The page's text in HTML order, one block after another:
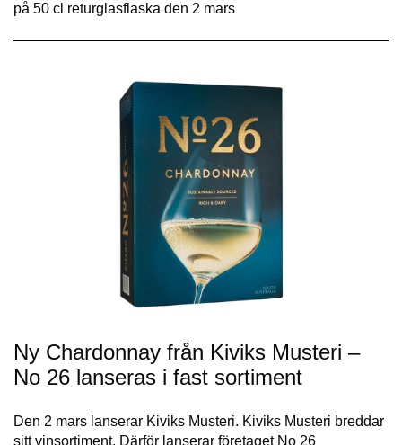
på 50 cl returglasflaska den 2 mars
Ny Chardonnay från Kiviks Musteri –
No 26 lanseras i fast sortiment
Den 2 mars lanserar Kiviks Musteri. Kiviks Musteri breddar
sitt vinsortiment. Därför lanserar företaget No 26